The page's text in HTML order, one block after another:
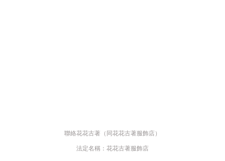
聯絡花花古著（同花花古著服飾店）
法定名稱：花花古著服飾店